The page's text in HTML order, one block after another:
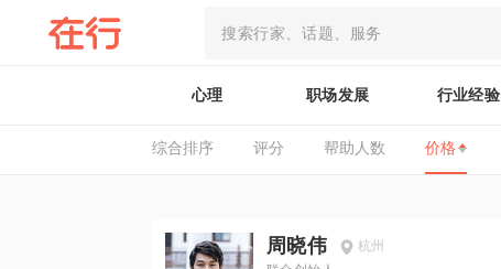
心理 职场发展 行业经验
综合排序 评分 帮助人数 价格
周晓伟
杭州